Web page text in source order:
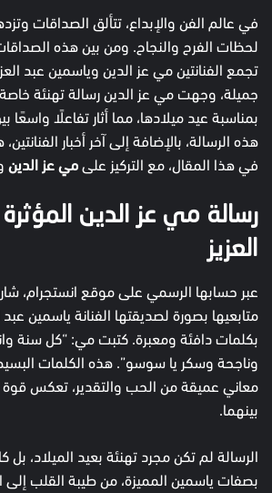
في عالم الفن والإبداع، تتألق الصداقات
لحظات الفرح والنجاح. ومن بين هذه
تجمع الفنانتين مي عز الدين وياسمين عبد
جميلة، وجهت مي عز الدين رسالة تهنئة
بمناسبة عيد ميلادها، مما أثار تفاعلًا واسعًا
هذه الرسالة، بالإضافة إلى آخر أخبار
في هذا المقال، مع التركيز علىمي عز الدين
رسالة مي عز الدين
العزيز
عبر حسابها الرسمي على موقع انستجرام،
متابعيها بصورة لصديقتها الفنانة ياسمين عبد
بكلمات دافئة ومعبرة. كتبت مي: “كل سنة
وناجحة وسكر يا سوسو”. هذه الكلمات
معاني عميقة من الحب والتقدير، تعكس قوة
بينهما.
الرسالة لم تكن مجرد تهنئة بعيد الميلاد، بل
بصفات ياسمين المميزة، من طيبة القلب إلى